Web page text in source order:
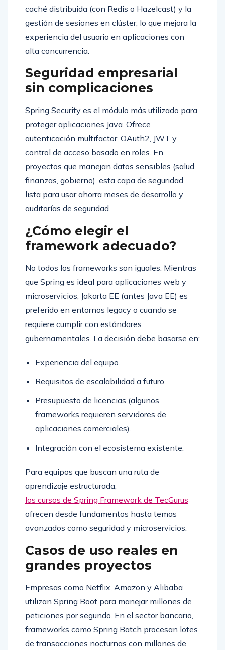
caché distribuida (con Redis o Hazelcast) y la
gestión de sesiones en clúster, lo que mejora la
experiencia del usuario en aplicaciones con
alta concurrencia.
Seguridad empresarial
sin complicaciones
Spring Security es el módulo más utilizado para
proteger aplicaciones Java. Ofrece
autenticación multifactor, OAuth2, JWT y
control de acceso basado en roles. En
proyectos que manejan datos sensibles (salud,
finanzas, gobierno), esta capa de seguridad
lista para usar ahorra meses de desarrollo y
auditorías de seguridad.
¿Cómo elegir el
framework adecuado?
No todos los frameworks son iguales. Mientras
que Spring es ideal para aplicaciones web y
microservicios, Jakarta EE (antes Java EE) es
preferido en entornos legacy o cuando se
requiere cumplir con estándares
gubernamentales. La decisión debe basarse en:
Experiencia del equipo.
Requisitos de escalabilidad a futuro.
Presupuesto de licencias (algunos
frameworks requieren servidores de
aplicaciones comerciales).
Integración con el ecosistema existente.
Para equipos que buscan una ruta de
aprendizaje estructurada,
los cursos de Spring Framework de TecGurus
ofrecen desde fundamentos hasta temas
avanzados como seguridad y microservicios.
Casos de uso reales en
grandes proyectos
Empresas como Netflix, Amazon y Alibaba
utilizan Spring Boot para manejar millones de
peticiones por segundo. En el sector bancario,
frameworks como Spring Batch procesan lotes
de transacciones nocturnas con millones de